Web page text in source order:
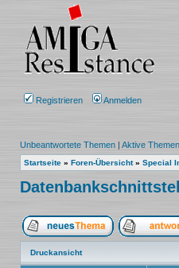
Registrieren Anmelden
Unbeantwortete Themen | Aktive Themen
Startseite » Foren-Übersicht» Special
Ein neues
Druckansicht